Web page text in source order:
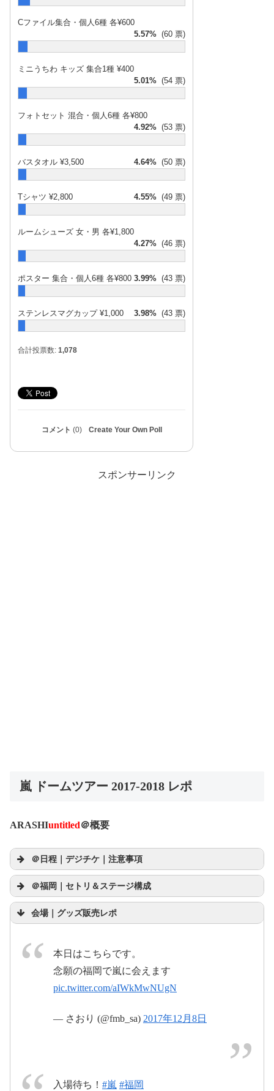
Cファイル集合・個人6種 各¥600
5.57% (60 票)
ミニうちわ キッズ 集合1種 ¥400
5.01% (54 票)
フォトセット 混合・個人6種 各¥800
4.92% (53 票)
バスタオル ¥3,500 4.64% (50 票)
Tシャツ ¥2,800 4.55% (49 票)
ルームシューズ 女・男 各¥1,800
4.27% (46 票)
ポスター 集合・個人6種 各¥800 3.99% (43 票)
ステンレスマグカップ ¥1,000 3.98% (43 票)
合計投票数: 1,078
コメント (0) Create Your Own Poll
スポンサーリンク
嵐 ドームツアー 2017-2018 レポ
ARASHIuntitled＠概要
＠日程｜デジチケ｜注意事項
pic.twitter.com/l7SRXaZls8
2017年12月8日
＠福岡｜セトリ＆ステージ構成
会場｜グッズ販売レポ
本日はこちらです。
念願の福岡で嵐に会えます
pic.twitter.com/aIWkMwNUgN
— さおり (@fmb_sa) 2017年12月8日
入場待ち！ #嵐 #福岡